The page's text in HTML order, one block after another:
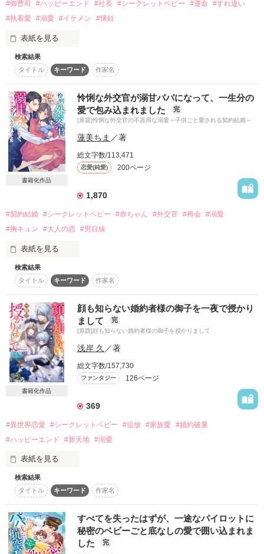
萌には頷けない理由があって……？
2024.06.06 　end
作品を読む
※　2026年2月マカロン文庫から発売予定作品の改稿前原稿で
マカロン文庫版では内容をブラッシュアップし番外編を書
き下ろしていますので
作品を読む
#御曹司 #ハッピーエンド #社長 #シークレットベビー #運命
#すれ違い
#執着愛 #溺愛 #イケメン #懐妊
表紙を見る
アトラス出版・雑誌編集部所属
安斉凛音（あんざい　りおん）　26歳
×
老舗高級文具メーカー『ルヴォワール』の御曹司
須南瀬良（すなみ　せら）　28歳
☆.｡.:*・ﾟ ☆.｡.:*・ﾟ ☆.｡.:*・ﾟ ☆.｡.:*・ﾟ ☆.｡.:*・ﾟ ☆.｡.:*・
色のない世界が一気に色づいてカラフルになった
突然、彼は跡形もなく消えてしまった――
作品を読む
検索結果
タイトル
キーワード 作家名
書籍化作品
怜悧な外交官が溺甘パパになって、一生分の
愛で包み込まれました
完
[原題]怜悧な外交官の不器用な溺愛～子供ごと愛される契約結婚～
蓮美ちま ／著
総文字数/113,471
恋愛(純愛) 200ページ
1,870
#契約結婚 #シークレットベビー #赤ちゃん #外交官 #再会 #溺愛
#胸キュン
#大人の恋 #男目線
表紙を見る
「俺と結婚しないか」
婚活パーティーで突然のプロポーズ
提示されたのは、三年間限定の契約結婚？！
「君を妻としてドイツに連れて行く」
少しずつ本物の夫婦になれると思ってた
一緒に婚姻届を出しに行くのを楽しみにしてた
だけど、そう思ってたのは私だけだった……
彼が欲していたのは
だから妊娠に気付いても知らせずに
トリリンガルの帰国子女　旅行代理店 勤務
吉川 沙綾（25）
×
エリート外交官　外務省 経済局政策課 所属
城之内 拓海（28）
検索結果
タイトル
キーワード 作家名
書籍化作品
顔も知らない婚約者様の御子を一夜で授かり
まして
完
[原題]顔も知らない婚約者様の御子を授かりまして
浅岸 久 ／著
総文字数/157,730
ファンタジー 126ページ
369
#異世界恋愛 #シークレットベビー #追放 #家族愛 #婚約破棄
#ハッピーエンド
#新天地 #溺愛
表紙を見る
どれだけ努力しても父に認められず、
悪意ある噂で悪女と呼ばれ嘲笑されていた侯爵令嬢カティア。
顔も知らない『引きこもり王太子』との望まぬ結婚も間近にな
り、
軟禁同然で過ごしていた。
検索結果
タイトル
キーワード 作家名
すべてを失ったはずが、一途なパイロットに
秘密のベビーごと底なしの愛で囲い込まれま
した
完